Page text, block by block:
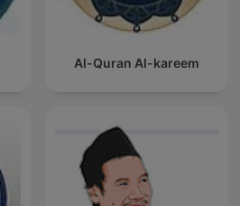
Al-Quran Al-kareem